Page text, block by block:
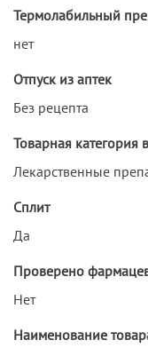
Термолабильный
нет
Отпуск из аптек
Без рецепта
Товарная категория
Лекарственные
Сплит
Да
Проверено
Нет
Наименование